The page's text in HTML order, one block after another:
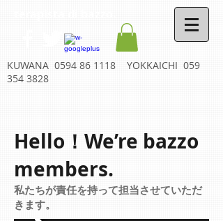
KUWANA 0594 86 1118 YOKKAICHI 059
354 3828
Hello！We’re bazzo
members.
私たちが責任を持って担当させていただ
きます。